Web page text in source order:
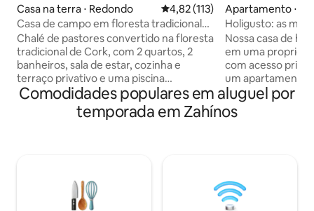
Casa na terra ⋅ Redondo 4,82 de uma avaliação média de
4,82 (113)
Casa de campo em floresta tradicional
de cortiça
Chalé de pastores convertido na floresta
tradicional de Cork, com 2 quartos, 2
banheiros, sala de estar, cozinha e
terraço privativo e uma piscina
compartilhada familiar está disponível.
Situado na bela paisagem de sobreiros,
olivais e vinhedos, no sopé da Serra D’
horas) e Espanha (1 hora). Há uma
infinidade de atividades para desfrutar
Apartamento ⋅
Holigusto: as
Lago Alqueva
Nossa casa de
em uma
com acesso
um apartamento
independente de
janelas para a
orgânica e acesso
de família multicultural.
da cidade de
Comodidades populares em aluguel por
temporada em Zahínos